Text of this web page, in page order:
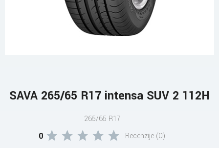
SAVA 265/65 R17 intensa SUV 2 112H
265/65 R17
0 Recenzije (0)